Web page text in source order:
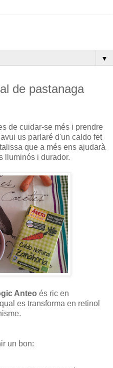
▼
de pastanaga
de cuidar-se més i prendre
us parlaré d'un caldo fet
que a més ens ajudarà
lluminós i durador.
Anteo és ric en
es transforma en retinol
un bon: